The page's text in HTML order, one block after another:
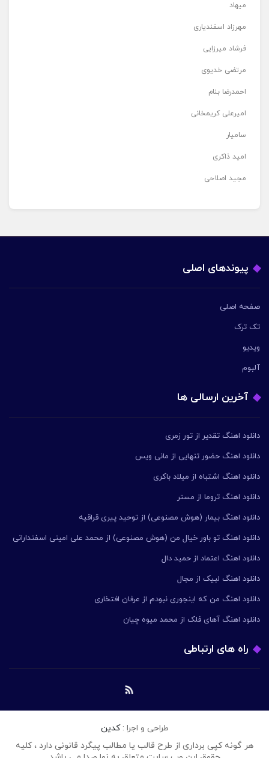
میهاد
مهرزاد اسفندیاری
فرشاد میرزایی
مرتضی خدیوی
احمدرضا بنام
امیرعلی کریمخانی
سامیار
امید ذاکری
مجید اصلاحی
پیوندهای اصلی
صفحه اصلی
تک ترک
ویدیو
آلبوم
آخرین ارسالی ها
دانلود اهنگ تقدیر از تور زمری
دانلود اهنگ حضور تنهایی از مانی ویس
دانلود اهنگ اشتباه از میلاد باکری
دانلود اهنگ تروما از مستر
دانلود اهنگ بیمار (هوش مصنوعی) از توحید پیری قراقیه
دانلود اهنگ تو باور خیال من (هوش مصنوعی) از محمد علی امینی اسفندارانی
دانلود اهنگ اعتماد از حمید دال
دانلود اهنگ لبیک از مجال
دانلود اهنگ من که اینجوری نبودم از عرفان افتخاری
دانلود اهنگ آهای فلک از محمد میوه چیان
راه های ارتباطی
طراحی و اجرا :کدین
هر گونه کپی برداری از طرح قالب یا مطالب پیگرد قانونی دارد ، کلیه